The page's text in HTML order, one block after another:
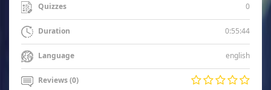
Quizzes 0
Duration 0:55:44
Language english
Reviews (0)